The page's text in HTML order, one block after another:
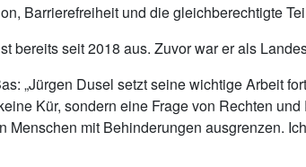
Barrierefreiheit und die gleichberechtigte
bereits seit 2018 aus. Zuvor war er als
„Jürgen Dusel setzt seine wichtige Arbeit
Kür, sondern eine Frage von Rechten
Menschen mit Behinderungen ausgrenzen.